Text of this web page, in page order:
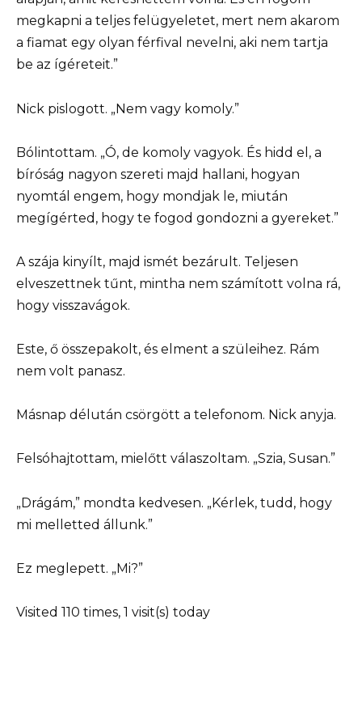
megkapni a teljes felügyeletet, mert nem akarom
a fiamat egy olyan férfival nevelni, aki nem tartja
be az ígéreteit.”
Nick pislogott. „Nem vagy komoly.”
Bólintottam. „Ó, de komoly vagyok. És hidd el, a
bíróság nagyon szereti majd hallani, hogyan
nyomtál engem, hogy mondjak le, miután
megígérted, hogy te fogod gondozni a gyereket.”
A szája kinyílt, majd ismét bezárult. Teljesen
elveszettnek tűnt, mintha nem számított volna rá,
hogy visszavágok.
Este, ő összepakolt, és elment a szüleihez. Rám
nem volt panasz.
Másnap délután csörgött a telefonom. Nick anyja.
Felsóhajtottam, mielőtt válaszoltam. „Szia, Susan.”
„Drágám,” mondta kedvesen. „Kérlek, tudd, hogy
mi melletted állunk.”
Ez meglepett. „Mi?”
Visited 110 times, 1 visit(s) today